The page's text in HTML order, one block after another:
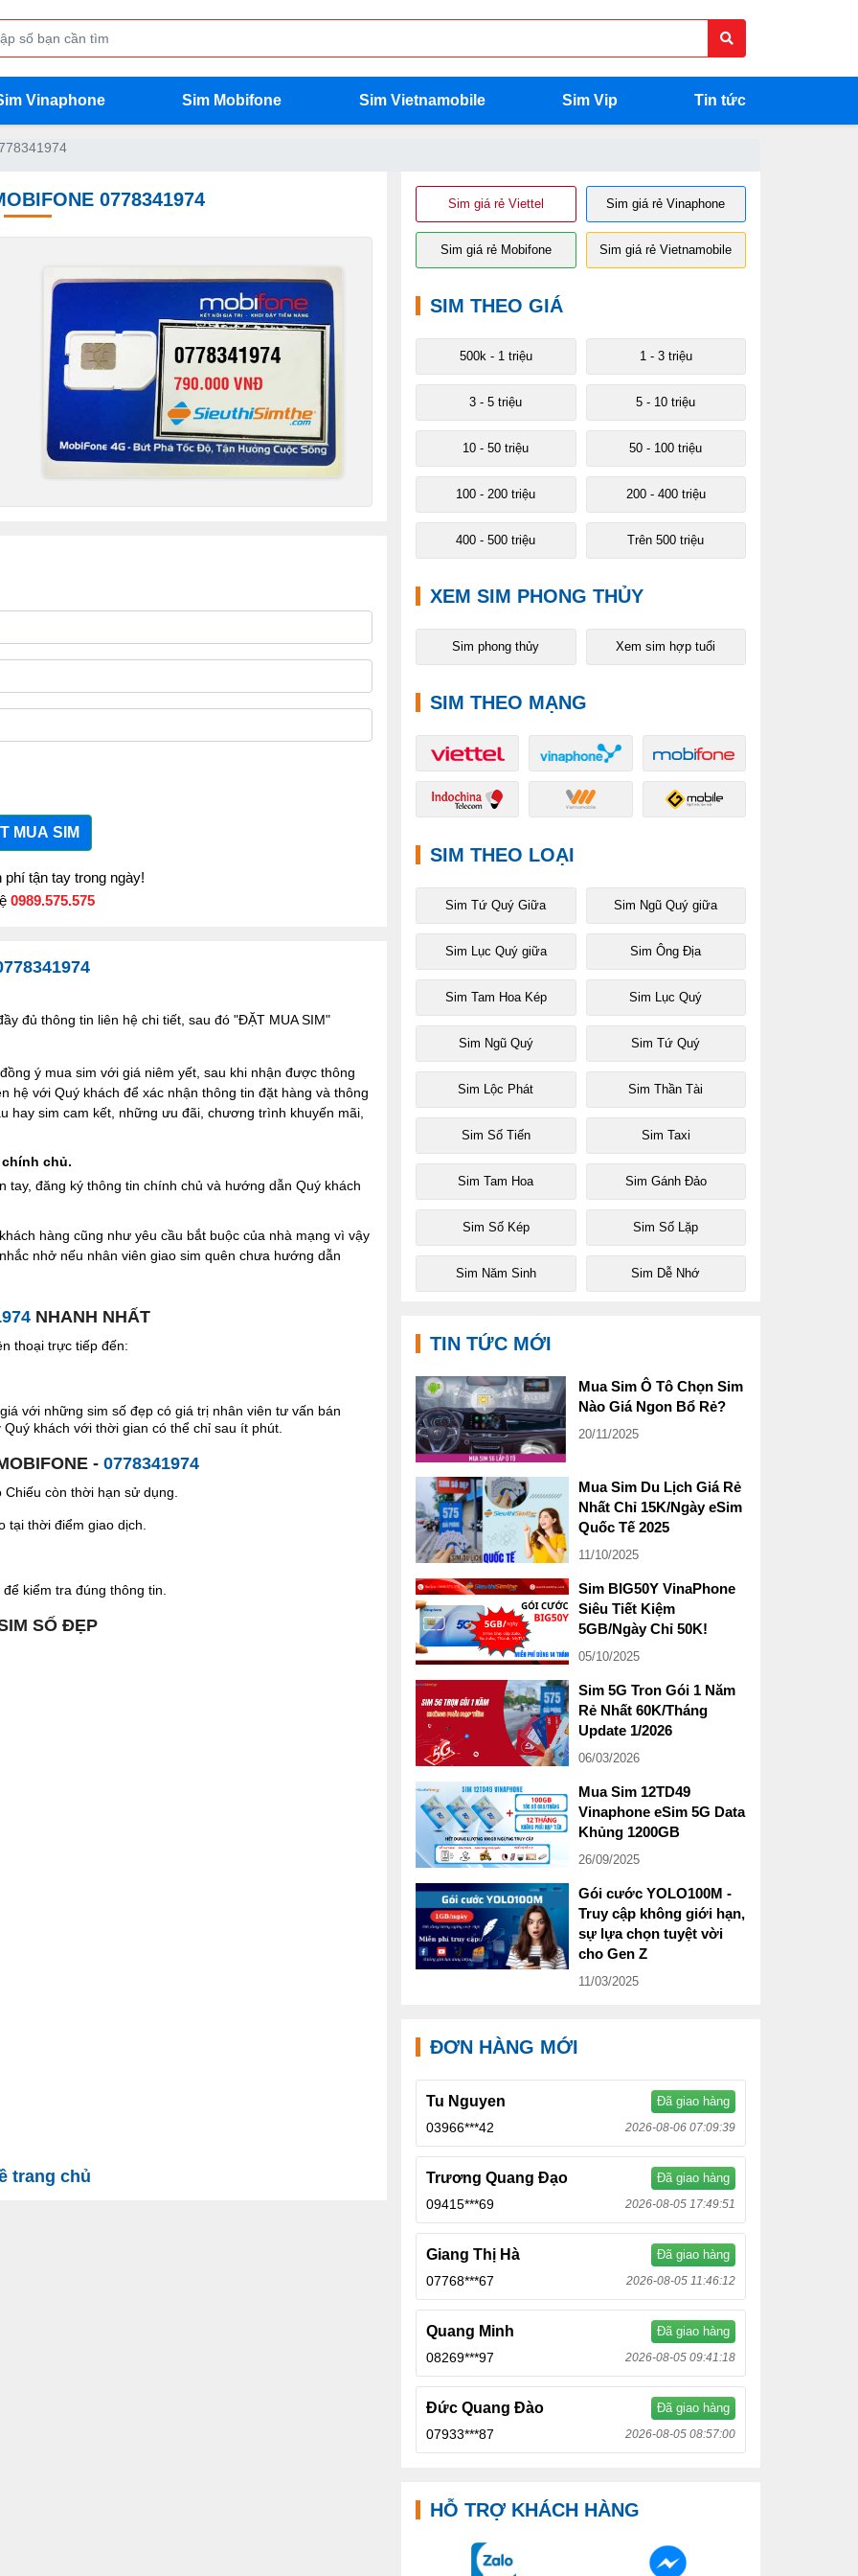
Vinaphone Sim Mobifone Sim Vietnamobile Sim Vip Tin tức
0778341974
MUA SIM
tận tay trong ngày!
0989.575.575
đủ thông tin liên hệ chi tiết, sau đó "ĐẶT MUA SIM"
ý mua sim với giá niêm yết, sau khi nhận được thông
hệ với Quý khách để xác nhận thông tin đặt hàng và thông
hay sim cam kết, những ưu đãi, chương trình khuyến mãi,
chủ.
tay, đăng ký thông tin chính chủ và hướng dẫn Quý khách
hàng cũng như yêu cầu bắt buộc của nhà mạng vì vậy
nhở nếu nhân viên giao sim quên chưa hướng dẫn
NHANH NHẤT
thoại trực tiếp đến:
với những sim số đẹp có giá trị nhân viên tư vấn bán
khách với thời gian có thể chỉ sau ít phút.
- 0778341974
còn thời hạn sử dụng.
tại thời điểm giao dịch.
kiểm tra đúng thông tin.
SỐ ĐẸP
trang chủ
Sim giá rẻ Viettel Sim giá rẻ Vinaphone
Sim giá rẻ Mobifone Sim giá rẻ Vietnamobile
SIM THEO GIÁ
500k - 1 triệu 1 - 3 triệu
3 - 5 triệu 5 - 10 triệu
10 - 50 triệu 50 - 100 triệu
100 - 200 triệu 200 - 400 triệu
400 - 500 triệu Trên 500 triệu
XEM SIM PHONG THỦY
Sim phong thủy Xem sim hợp tuổi
SIM THEO MẠNG
SIM THEO LOẠI
Sim Tứ Quý Giữa Sim Ngũ Quý giữa
Sim Lục Quý giữa Sim Ông Địa
Sim Tam Hoa Kép Sim Lục Quý
Sim Ngũ Quý Sim Tứ Quý
Sim Lộc Phát Sim Thần Tài
Sim Số Tiến Sim Taxi
Sim Tam Hoa Sim Gánh Đảo
Sim Số Kép Sim Số Lặp
Sim Năm Sinh Sim Dễ Nhớ
TIN TỨC MỚI
Mua Sim Ô Tô Chọn Sim
Nào Giá Ngon Bổ Rẻ?
20/11/2025
Mua Sim Du Lịch Giá Rẻ
Nhất Chỉ 15K/Ngày eSim
Quốc Tế 2025
11/10/2025
Sim BIG50Y VinaPhone
Siêu Tiết Kiệm
5GB/Ngày Chỉ 50K!
05/10/2025
Sim 5G Tron Gói 1 Năm
Rẻ Nhất 60K/Tháng
Update 1/2026
06/03/2026
Mua Sim 12TD49
Vinaphone eSim 5G Data
Khủng 1200GB
26/09/2025
Gói cước YOLO100M -
Truy cập không giới hạn,
sự lựa chọn tuyệt vời
cho Gen Z
11/03/2025
ĐƠN HÀNG MỚI
Tu Nguyen Đã giao hàng
03966***42 2026-08-06 07:09:39
Trương Quang Đạo Đã giao hàng
09415***69 2026-08-05 17:49:51
Giang Thị Hà Đã giao hàng
07768***67 2026-08-05 11:46:12
Quang Minh Đã giao hàng
08269***97 2026-08-05 09:41:18
Đức Quang Đào Đã giao hàng
07933***87 2026-08-05 08:57:00
HỖ TRỢ KHÁCH HÀNG